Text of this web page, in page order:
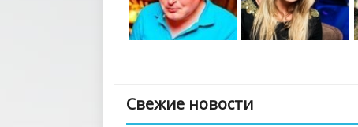
Свежие новости